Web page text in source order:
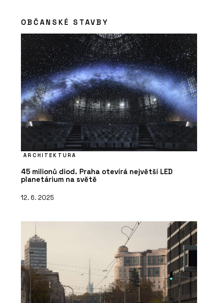
OBČANSKÉ STAVBY
ARCHITEKTURA
45 milionů diod. Praha otevírá největší LED
planetárium na světě
12. 6. 2025